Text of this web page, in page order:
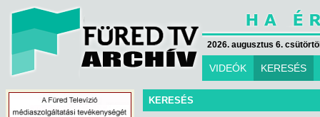
2026. augusztus 6.
VIDEÓK KERESÉS
KERESÉS